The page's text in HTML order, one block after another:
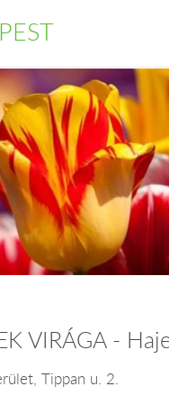
VIRÁGA -
Tippan u. 2.